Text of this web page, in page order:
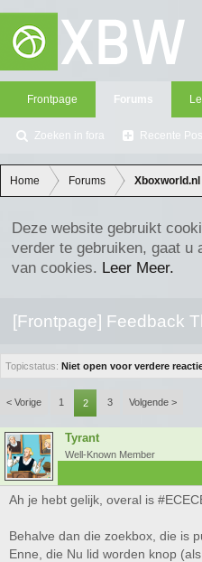
Frontpage Forums
Zoeken in fora Recente
Home Forums Xboxworld.nl
Deze website gebruikt
verder te gebruiken, gaat u
van cookies. Leer Meer.
[Frontpage] Feedback
Topicstatus: Niet open voor verdere
< Vorige 1 2 3 Volgende >
Tyrant
Well-Known Member
Ah je hebt gelijk, overal is
Behalve dan die zoekbox, die is
Enne, die Nu lid worden knop